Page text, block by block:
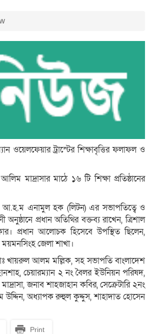
ওয়েলফেয়ার ট্রাস্টের শিক্ষাবৃত্তির ফলাফল ও
মাদ্রাসার মাঠে ১৬ টি শিক্ষা প্রতিষ্ঠানের
আ.হ.ম এনামুল হক (লিটন) এর সভাপতিত্বে ও
প্রধান অতিথির বক্তব্য রাখেন, ত্রিশাল
প্রধান আলোচক হিসেবে উপস্থিত ছিলেন,
জেলা শাখা।
খায়রুল আলম মল্লিক, সহ সভাপতি বাংলাদেশ
চেয়ারম্যান ২ নং বৈলর ইউনিয়ন পরিষদ,
জনাব শাহজাহান কবির, সেক্রেটারি ২নং
অধ্যাপক রুহুল কুদ্দুস, শাহাদাত হোসেন
Print